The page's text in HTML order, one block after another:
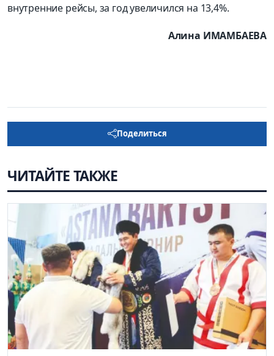
внутренние рейсы, за год увеличился на 13,4%.
Алина ИМАМБАЕВА
Поделиться
ЧИТАЙТЕ ТАКЖЕ